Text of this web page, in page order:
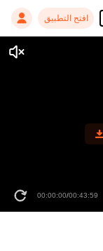
افتح التطبيق
00:00:00/00:43:59